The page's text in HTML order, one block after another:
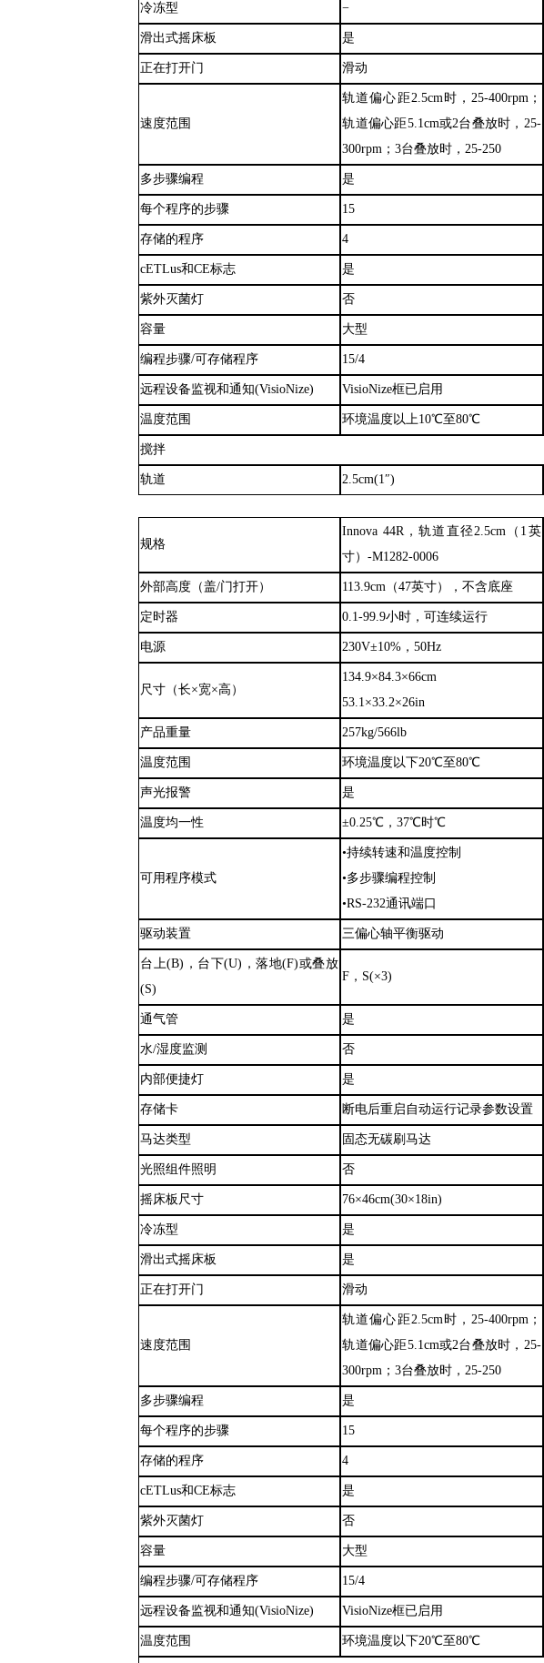
冷冻型 −
滑出式摇床板 是
正在打开门 滑动
速度范围
轨道偏心距2.5cm时，25-400rpm；
轨道偏心距5.1cm或2台叠放时，25-
300rpm；3台叠放时，25-250
多步骤编程 是
每个程序的步骤 15
存储的程序 4
cETLus和CE标志 是
紫外灭菌灯 否
容量 大型
编程步骤/可存储程序 15/4
远程设备监视和通知(VisioNize) VisioNize框已启用
温度范围 环境温度以上10℃至80℃
搅拌
轨道 2.5cm(1″)
规格
Innova 44R，轨道直径2.5cm（1英
寸）-M1282-0006
外部高度（盖/门打开） 113.9cm（47英寸），不含底座
定时器 0.1-99.9小时，可连续运行
电源 230V±10%，50Hz
尺寸（长×宽×高）
134.9×84.3×66cm
53.1×33.2×26in
产品重量 257kg/566lb
温度范围 环境温度以下20℃至80℃
声光报警 是
温度均一性 ±0.25℃，37℃时℃
可用程序模式
•持续转速和温度控制
•多步骤编程控制
•RS-232通讯端口
驱动装置 三偏心轴平衡驱动
台上(B)，台下(U)，落地(F)或叠放
(S)
F，S(×3)
通气管 是
水/湿度监测 否
内部便捷灯 是
存储卡 断电后重启自动运行记录参数设置
马达类型 固态无碳刷马达
光照组件照明 否
摇床板尺寸 76×46cm(30×18in)
冷冻型 是
滑出式摇床板 是
正在打开门 滑动
速度范围
轨道偏心距2.5cm时，25-400rpm；
轨道偏心距5.1cm或2台叠放时，25-
300rpm；3台叠放时，25-250
多步骤编程 是
每个程序的步骤 15
存储的程序 4
cETLus和CE标志 是
紫外灭菌灯 否
容量 大型
编程步骤/可存储程序 15/4
远程设备监视和通知(VisioNize) VisioNize框已启用
温度范围 环境温度以下20℃至80℃